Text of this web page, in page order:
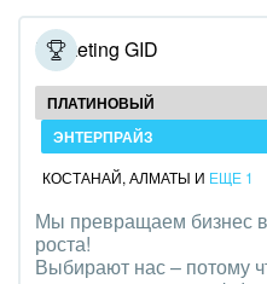
Внедрение онлайн-
Внедрение онлайн-
Промышленность
СМИ, издательства,
Страхование
Строительство, ремонт и
Транспорт, Авиация,
Marketing GID
ПЛАТИНОВЫЙ
ЭНТЕРПРАЙЗ
КОСТАНАЙ, АЛМАТЫ И ЕЩЕ 1
Мы превращаем бизнес
роста!
Выбирают нас – потому